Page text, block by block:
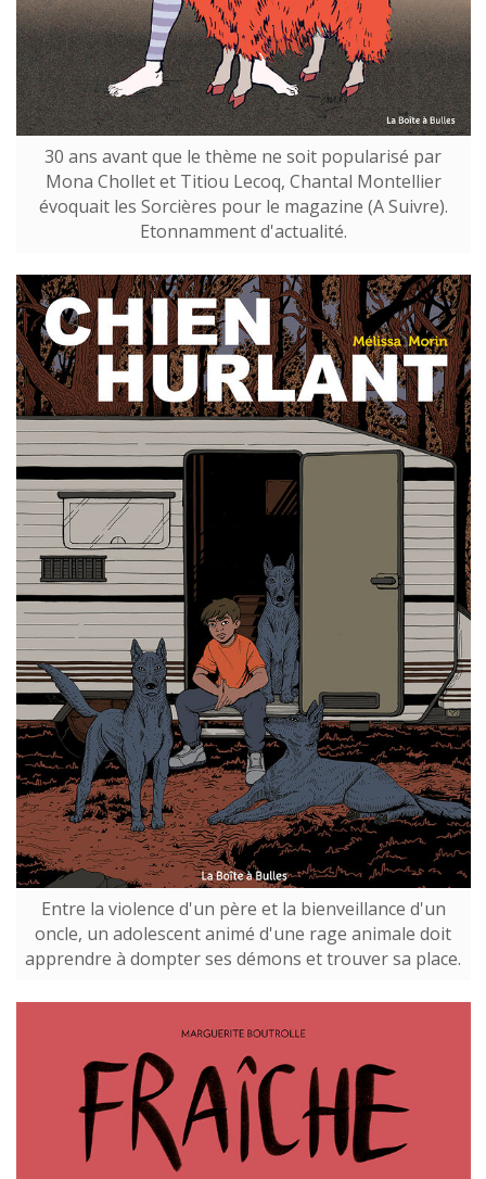
30 ans avant que le thème ne soit popularisé par
Mona Chollet et Titiou Lecoq, Chantal Montellier
évoquait les Sorcières pour le magazine (A Suivre).
Etonnamment d'actualité.
Entre la violence d'un père et la bienveillance d'un
oncle, un adolescent animé d'une rage animale doit
apprendre à dompter ses démons et trouver sa place.